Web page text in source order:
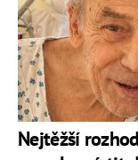
Nejtěžší